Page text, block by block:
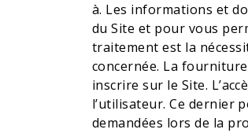
à. Les informations et
du Site et pour vous
traitement est la
concernée. La
inscrire sur le Site.
l’utilisateur. Ce dernier
demandées lors de la